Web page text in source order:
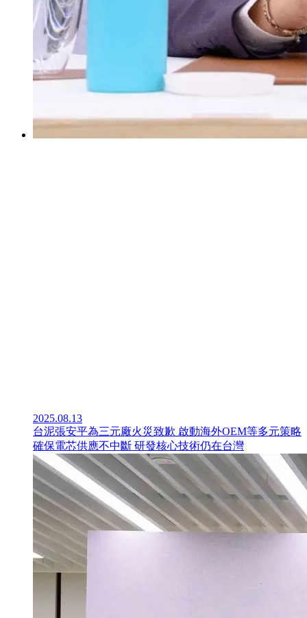
2025.08.13
台泥張安平為三元廠火災致歉 啟動海外OEM等多元策略
確保電芯供應不中斷 研發核心技術仍在台灣